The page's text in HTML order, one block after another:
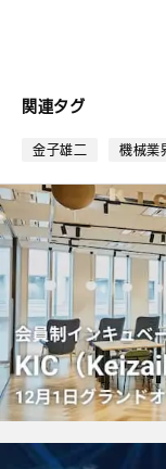
関連タグ
金子雄二 機械業